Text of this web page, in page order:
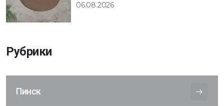
06.08.2026
Рубрики
Пинск